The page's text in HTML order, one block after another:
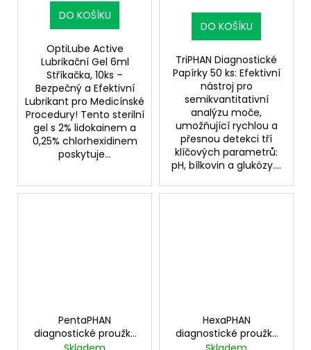
DO KOŠÍKU
OptiLube Active
Lubrikační Gel 6ml
Stříkačka, 10ks –
Bezpečný a Efektivní
Lubrikant pro Medicínské
Procedury! Tento sterilní
gel s 2% lidokainem a
0,25% chlorhexidinem
poskytuje...
DO KOŠÍKU
TriPHAN Diagnostické
Papírky 50 ks: Efektivní
nástroj pro
semikvantitativní
analýzu moče,
umožňující rychlou a
přesnou detekci tří
klíčových parametrů:
pH, bílkovin a glukózy....
PentaPHAN
diagnostické proužky
50 ks – komplexní
HexaPHAN
diagnostické proužky
na moč – analýza 6